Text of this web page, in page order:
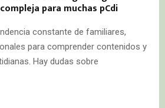
para muchas pCdi
constante de familiares,
para comprender contenidos y
Hay dudas sobre